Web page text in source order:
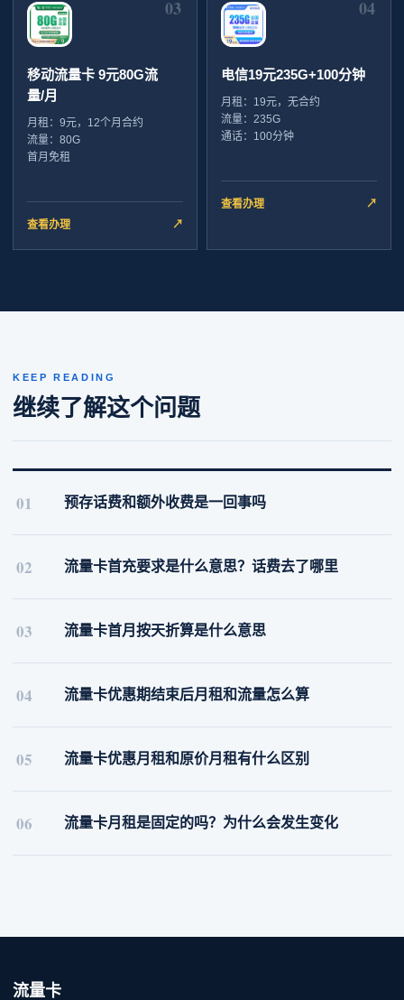
03
移动流量卡 9元80G流
量/月
月租：9元，12个月合约
流量：80G
首月免租
查看办理 ↗
04
电信19元235G+100分钟
月租：19元，无合约
流量：235G
通话：100分钟
查看办理 ↗
KEEP READING
继续了解这个问题
01 预存话费和额外收费是一回事吗
02 流量卡首充要求是什么意思？话费去了哪里
03 流量卡首月按天折算是什么意思
04 流量卡优惠期结束后月租和流量怎么算
05 流量卡优惠月租和原价月租有什么区别
06 流量卡月租是固定的吗？为什么会发生变化
流量卡